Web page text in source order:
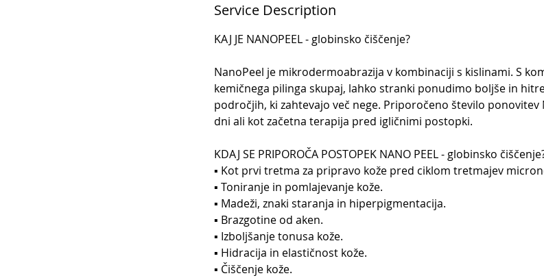
Service Description
KAJ JE NANOPEEL - globinsko čiščenje?
NanoPeel je mikrodermoabrazija v kombinaciji s kislinami. S
kemičnega pilinga skupaj, lahko stranki ponudimo boljše in
področjih, ki zahtevajo več nege. Priporočeno število ponovitev
dni ali kot začetna terapija pred igličnimi postopki.
​KDAJ SE PRIPOROČA POSTOPEK NANO PEEL - globinsko
▪ Kot prvi tretma za pripravo kože pred ciklom tretmajev
▪ Toniranje in pomlajevanje kože.
▪ Madeži, znaki staranja in hiperpigmentacija.
▪ Brazgotine od aken.
▪ Izboljšanje tonusa kože.
▪ Hidracija in elastičnost kože.
▪ Čiščenje kože.